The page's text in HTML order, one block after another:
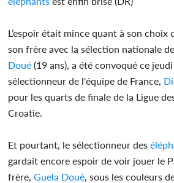
L’espoir était mince quant à son choix
son frère avec la sélection nationale
Doué (19 ans), a été convoqué ce
sélectionneur de l'équipe de France,
pour les quarts de finale de la Ligue
Croatie.
Et pourtant, le sélectionneur des
gardait encore espoir de voir jouer le
frère,Guela Doué, sous les couleurs